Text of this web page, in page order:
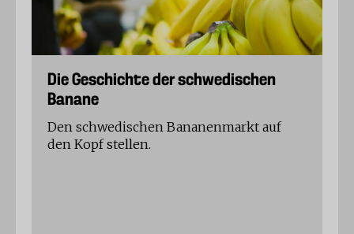
Die Geschichte der schwedischen
Banane
Den schwedischen Bananenmarkt auf
den Kopf stellen.